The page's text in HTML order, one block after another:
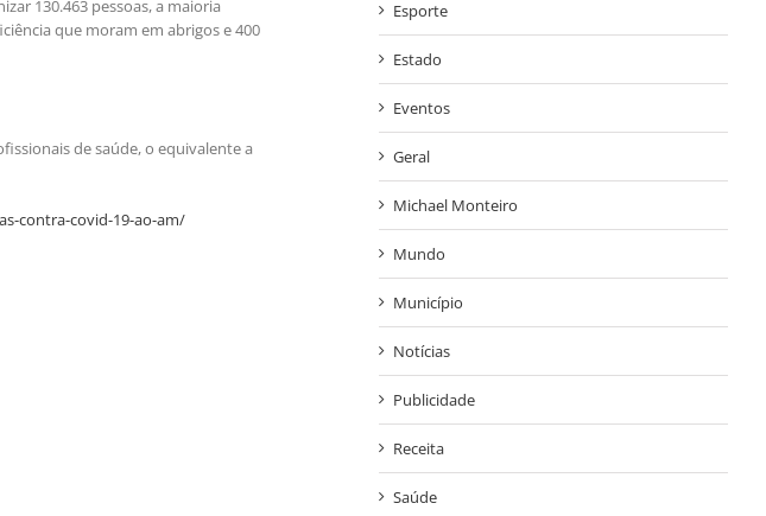
130.463 pessoas, a maioria
que moram em abrigos e 400
de saúde, o equivalente a
contra-covid-19-ao-am/
Esporte
Estado
Eventos
Geral
Michael Monteiro
Mundo
Município
Notícias
Publicidade
Receita
Saúde